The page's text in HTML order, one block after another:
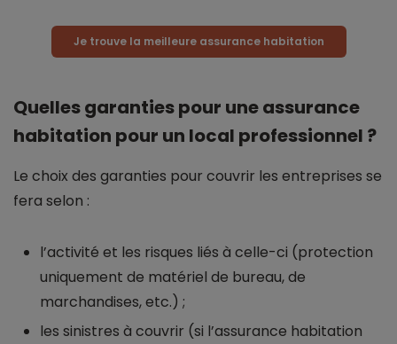
Je trouve la meilleure assurance habitation
Quelles garanties pour une assurance
habitation pour un local professionnel ?
Le choix des garanties pour couvrir les entreprises se
fera selon :
l’activité et les risques liés à celle-ci (protection
uniquement de matériel de bureau, de
marchandises, etc.) ;
les sinistres à couvrir (si l’assurance habitation